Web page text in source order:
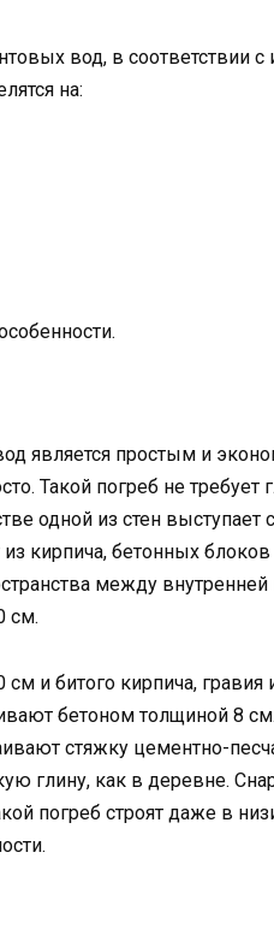
вод, в соответствии с
на:
является простым и
Такой погреб не требует
одной из стен
кирпича, бетонных
между
см.
и битого кирпича, гравия
бетоном толщиной 8
стяжку цементно-
глину, как в деревне.
погреб строят даже в